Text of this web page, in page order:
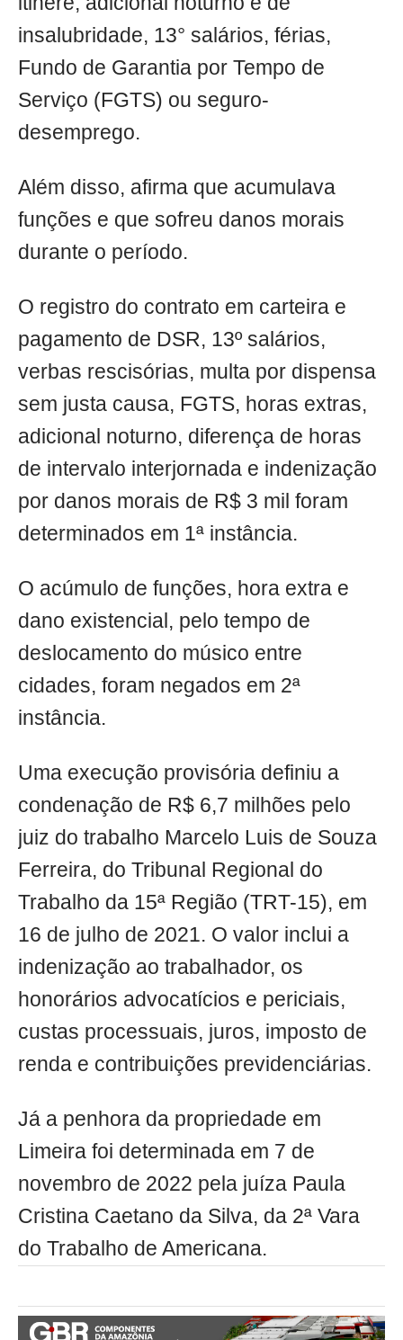
insalubridade, 13° salários, férias,
Fundo de Garantia por Tempo de
Serviço (FGTS) ou seguro-
desemprego.
Além disso, afirma que acumulava
funções e que sofreu danos morais
durante o período.
O registro do contrato em carteira e
pagamento de DSR, 13º salários,
verbas rescisórias, multa por dispensa
sem justa causa, FGTS, horas extras,
adicional noturno, diferença de horas
de intervalo interjornada e indenização
por danos morais de R$ 3 mil foram
determinados em 1ª instância.
O acúmulo de funções, hora extra e
dano existencial, pelo tempo de
deslocamento do músico entre
cidades, foram negados em 2ª
instância.
Uma execução provisória definiu a
condenação de R$ 6,7 milhões pelo
juiz do trabalho Marcelo Luis de Souza
Ferreira, do Tribunal Regional do
Trabalho da 15ª Região (TRT-15), em
16 de julho de 2021. O valor inclui a
indenização ao trabalhador, os
honorários advocatícios e periciais,
custas processuais, juros, imposto de
renda e contribuições previdenciárias.
Já a penhora da propriedade em
Limeira foi determinada em 7 de
novembro de 2022 pela juíza Paula
Cristina Caetano da Silva, da 2ª Vara
do Trabalho de Americana.